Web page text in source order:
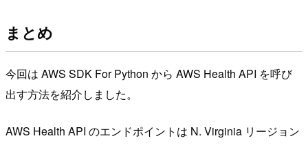
まとめ
今回は AWS SDK For Python から AWS Health API を呼び
出す方法を紹介しました。
AWS Health API のエンドポイントは N. Virginia リージョン